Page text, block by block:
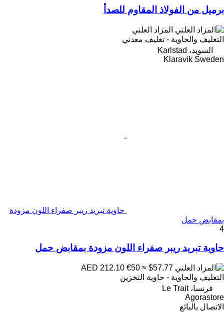
برميل من الفولاذ المقاوم للصدأ
المزاد العلني
التغليف والحاوية - تغليف معدني
السويد، Karlstad
Klaravik Sweden
حاوية تبريد ريبر صفراء اللون مزودة
بمقابض حمل
4
حاوية تبريد ريبر صفراء اللون مزودة بمقابض حمل
€50 ≈ $57.77
التغليف والحاوية - حاوية التخزين
فرنسا، Le Trait
Agorastore
الاتصال بالبائع